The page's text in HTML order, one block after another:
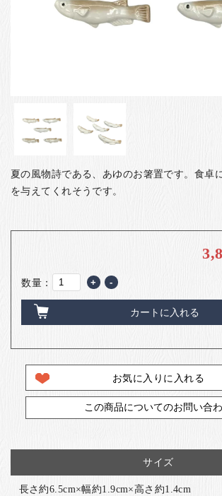
夏の風物詩である、あゆのお箸置です。食卓
を与えてくれそうです。
数量： + -
カートに入れる
お気に入りに入れる
この商品についてのお問い合
サイズ
長さ約6.5cm×幅約1.9cm×高さ約1.4cm